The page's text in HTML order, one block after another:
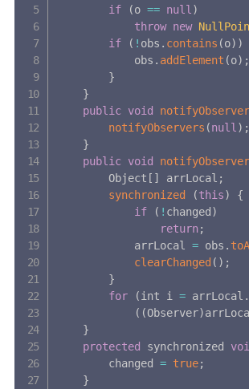
if
(o == null )
throw new
if
( ! obs . contains (o) )
            obs
. addElement (o) ;
}
}
public void
notifyObservers (null ) ;
}
public void
        Object
[ ] arrLocal ;
synchronized
(this)
{
if
( ! changed )
return;
            arrLocal
= obs .
clearChanged ( ) ;
}
for
(int i = arrLocal .
( (Observer)
}
protected
synchronized
        changed
= true;
}